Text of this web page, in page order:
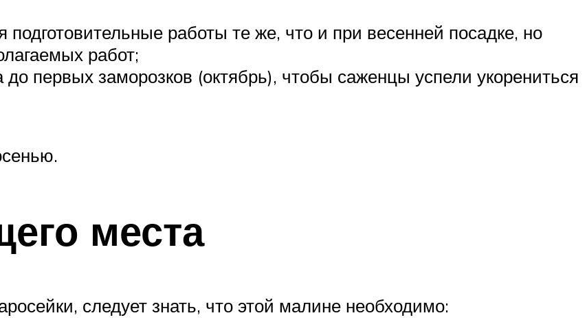
работы те же, что и при весенней посадке, но
работ;
первых заморозков (октябрь), чтобы саженцы успели укорениться
места
следует знать, что этой малине необходимо: